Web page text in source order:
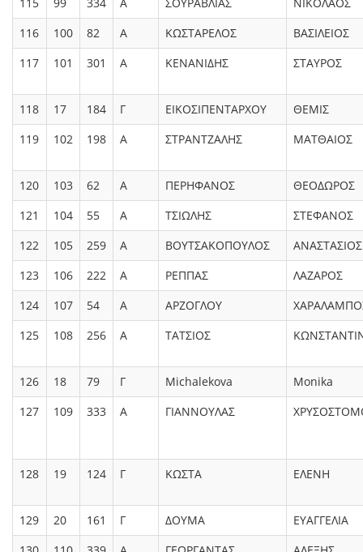
116
100 82 Α ΚΩΣΤΑΡΕΛΟΣ
ΒΑΣΙΛΕΙΟΣ
117
101 301 Α ΚΕΝΑΝΙΔΗΣ ΣΤΑΥΡΟΣ
118 17 184 Γ ΕΙΚΟΣΙΠΕΝΤΑΡΧΟΥ
ΘΕΜΙΣ
119
102 198 Α ΣΤΡΑΝΤΖΑΛΗΣ ΜΑΤΘΑΙΟΣ
120 103 62 Α ΠΕΡΗΦΑΝΟΣ
ΘΕΟΔΩΡΟΣ
121
104 55 Α ΤΣΙΩΛΗΣ
ΣΤΕΦΑΝΟΣ
122
105 259 Α ΒΟΥΤΣΑΚΟΠΟΥΛΟΣ
ΑΝΑΣΤΑΣΙΟΣ
123
106 222 Α ΡΕΠΠΑΣ
ΛΑΖΑΡΟΣ
124
107 54 Α ΑΡΖΟΓΛΟΥ
125
108 256 Α ΤΑΤΣΙΟΣ
126 18 79 Γ Michalekova
Monika
127
109 333 Α ΓΙΑΝΝΟΥΛΑΣ
128 19 124 Γ ΚΩΣΤΑ ΕΛΕΝΗ
129 20 161 Γ ΔΟΥΜΑ
ΕΥΑΓΓΕΛΙΑ